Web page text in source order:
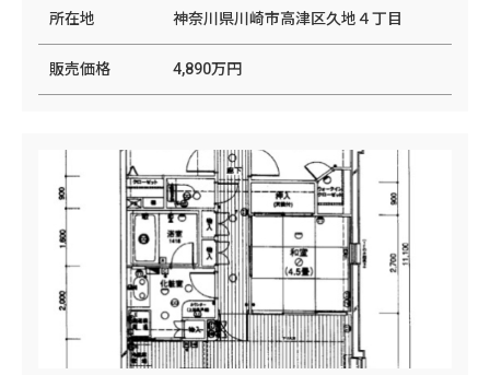
所在地 神奈川県川崎市高津区久地４丁目
販売価格 4,890万円